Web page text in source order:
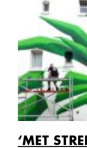
‘MET